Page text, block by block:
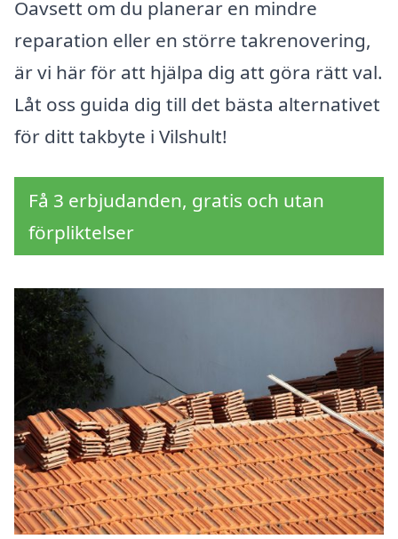
Oavsett om du planerar en mindre
reparation eller en större takrenovering,
är vi här för att hjälpa dig att göra rätt val.
Låt oss guida dig till det bästa alternativet
för ditt takbyte i Vilshult!
Få 3 erbjudanden, gratis och utan
förpliktelser